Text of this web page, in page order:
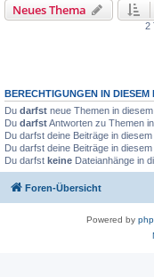
Neues Thema
2
BERECHTIGUNGEN IN DIESEM
Du darfst neue Themen in
Du darfstAntworten zu Themen
Du darfst deine Beiträge in
Du darfst deine Beiträge in
Du darfst keine Dateianhänge in
Foren-Übersicht
Powered by